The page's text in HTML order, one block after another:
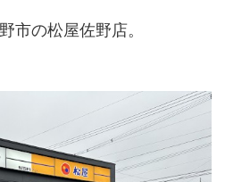
市の松屋佐野店。